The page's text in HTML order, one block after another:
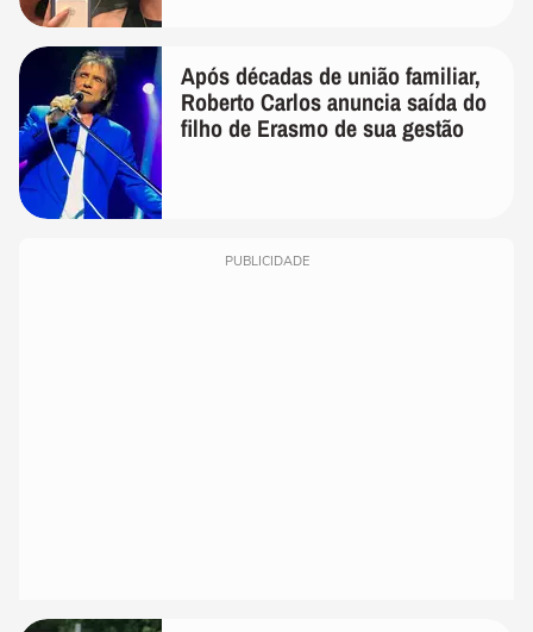
Após décadas de união familiar,
Roberto Carlos anuncia saída do
filho de Erasmo de sua gestão
PUBLICIDADE